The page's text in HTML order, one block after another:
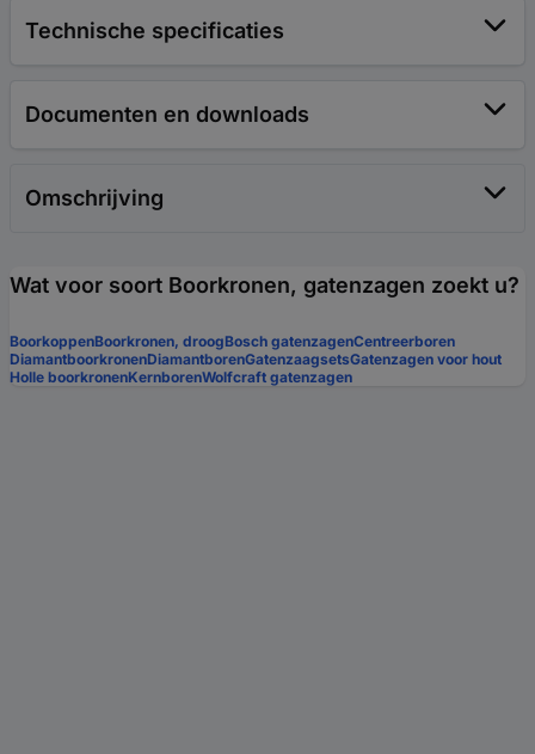
Technische specificaties
Documenten en downloads
Omschrijving
Wat voor soort Boorkronen, gatenzagen zoekt u?
BoorkoppenBoorkronen, droogBosch gatenzagenCentreerboren
DiamantboorkronenDiamantborenGatenzaagsetsGatenzagen voor hout
Holle boorkronenKernborenWolfcraft gatenzagen